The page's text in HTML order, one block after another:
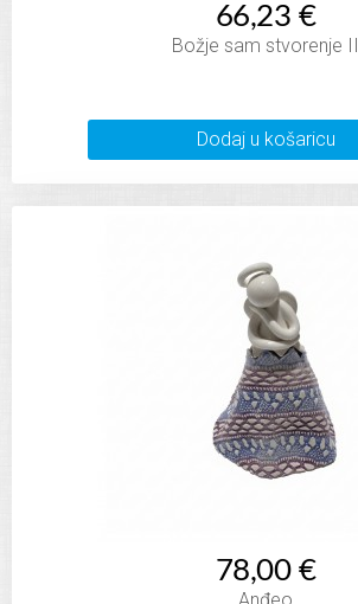
66,23 €
Božje sam stvorenje II
Dodaj u košaricu
78,00 €